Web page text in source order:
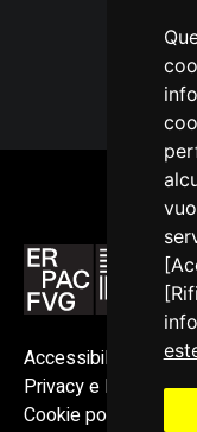
Accessibilità
Privacy e Note legali
Cookie policy